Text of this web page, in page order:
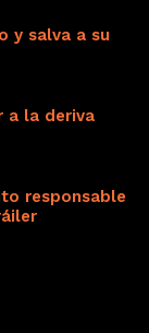
y salva a su
a la deriva
responsable